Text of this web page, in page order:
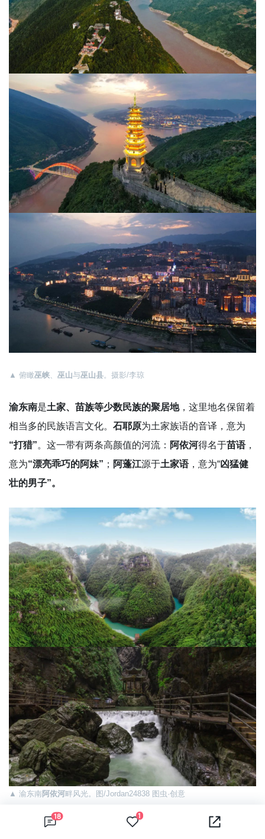
▲ 俯瞰巫峡 巫山与巫山县。摄影/李琼
渝东南是土家、苗族等少数民族的聚居地，这里地名保留着
相当多的民族语言文化。 石耶原为土家族语的音译，意为
“打猎”。这一带有两条高颜值的河流： 阿依河得名于苗语，
意为“漂亮乖巧的阿妹” ； 阿蓬江源于土家语，意为“凶猛健
壮的男子”。
▲ 渝东南阿依河畔风光。图/Jordan24838 图虫·创意
如重庆山水一样魔幻复杂，又像重庆火锅一样活色鲜猛。
18 1